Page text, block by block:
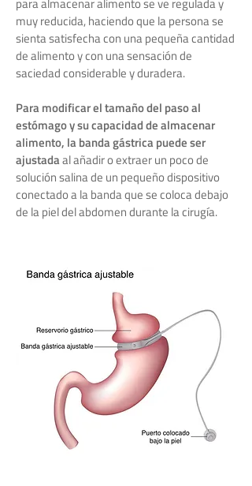
muy reducida, haciendo que la persona se
sienta satisfecha con una pequeña cantidad
de alimento y con una sensación de
saciedad considerable y duradera.
Para modificar el tamaño del paso al
estómago y su capacidad de almacenar
alimento, la banda gástrica puede ser
ajustadaal añadir o extraer un poco de
solución salina de un pequeño dispositivo
conectado a la banda que se coloca debajo
de la piel del abdomen durante la cirugía.